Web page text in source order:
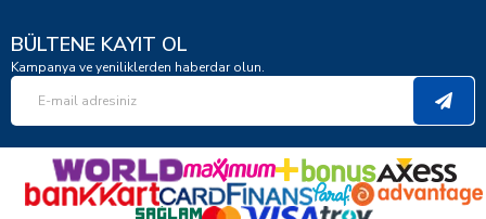
BÜLTENE KAYIT OL
Kampanya ve yeniliklerden haberdar olun.